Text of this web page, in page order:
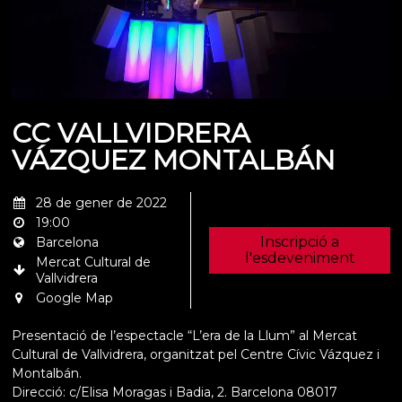
CC VALLVIDRERA
VÁZQUEZ MONTALBÁN
28 de gener de 2022
19:00
Barcelona
Mercat Cultural de
Vallvidrera
Google Map
Inscripció a
l'esdeveniment
Presentació de l’espectacle “L’era de la Llum” al Mercat
Cultural de Vallvidrera, organitzat pel Centre Cívic Vázquez i
Montalbán.
Direcció: c/Elisa Moragas i Badia, 2. Barcelona 08017